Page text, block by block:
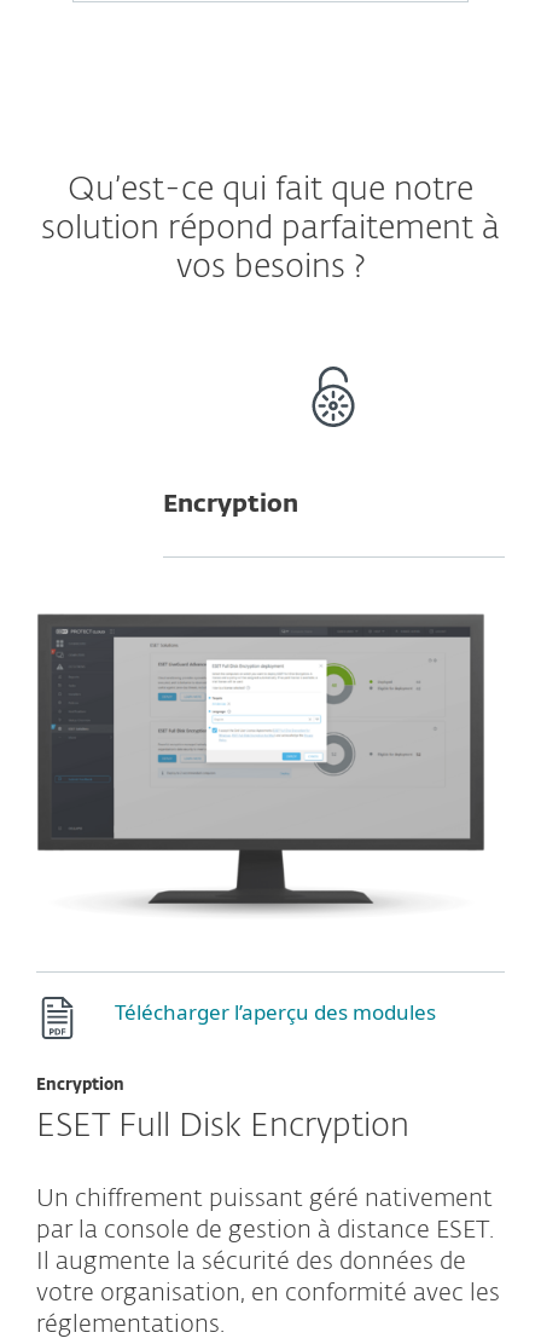
Qu’est-ce qui fait que notre
solution répond parfaitement à
vos besoins ?
Encryption
Télécharger l’aperçu des modules
Encryption
ESET Full Disk Encryption
Un chiffrement puissant géré nativement
par la console de gestion à distance ESET.
Il augmente la sécurité des données de
votre organisation, en conformité avec les
réglementations.